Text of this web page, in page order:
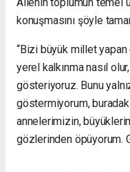
konuşmasını şöyle
“Bizi büyük millet yapan
yerel kalkınma nasıl
gösteriyoruz. Bunu
göstermiyorum,
annelerimizin,
gözlerinden öpüyorum.